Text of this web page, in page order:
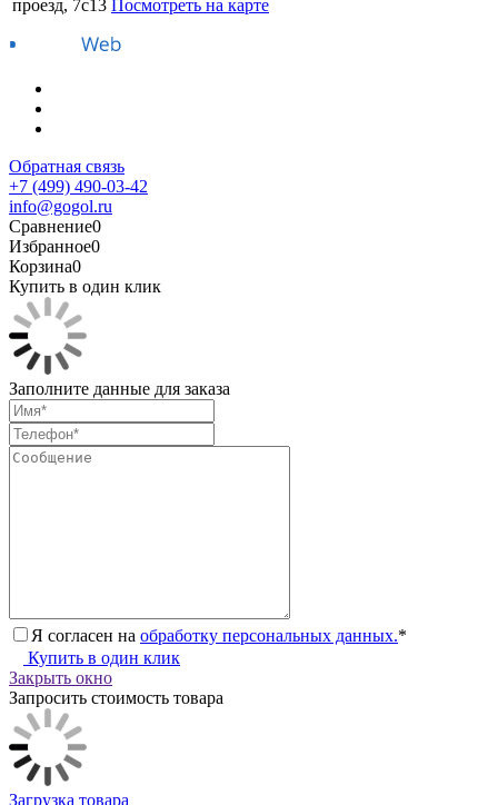
проезд, 7с13 Посмотреть на карте
Обратная связь
+7 (499) 490-03-42
info@gogol.ru
Сравнение0
Избранное0
Корзина0
Купить в один клик
Заполните данные для заказа
Я согласен на обработку персональных данных.*
Купить в один клик
Закрыть окно
Запросить стоимость товара
Загрузка товара